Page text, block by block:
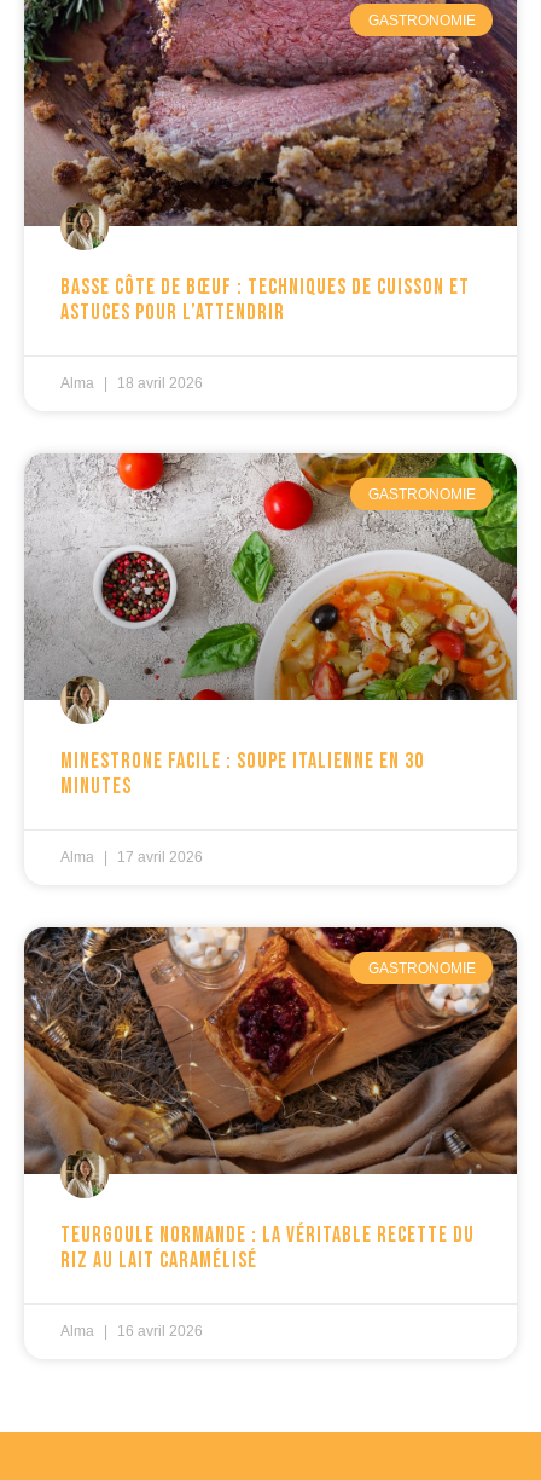
GASTRONOMIE
Basse côte de bœuf : techniques de cuisson et
astuces pour l’attendrir
Alma 18 avril 2026
GASTRONOMIE
Minestrone facile : soupe italienne en 30
minutes
Alma 17 avril 2026
GASTRONOMIE
Teurgoule normande : la véritable recette du
riz au lait caramélisé
Alma 16 avril 2026